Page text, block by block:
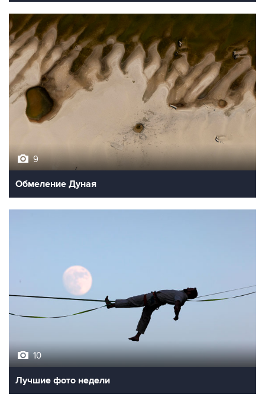
9
Обмеление Дуная
10
Лучшие фото недели